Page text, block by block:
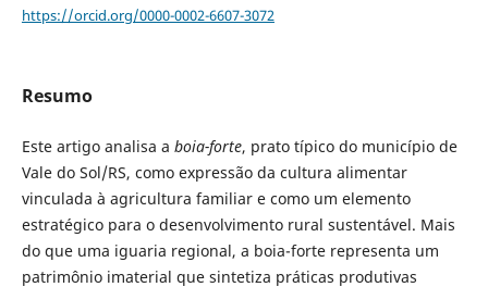
https://orcid.org/0000-0002-6607-3072
Resumo
Este artigo analisa a boia-forte, prato típico do município de
Vale do Sol/RS, como expressão da cultura alimentar
vinculada à agricultura familiar e como um elemento
estratégico para o desenvolvimento rural sustentável. Mais
do que uma iguaria regional, a boia-forte representa um
patrimônio imaterial que sintetiza práticas produtivas